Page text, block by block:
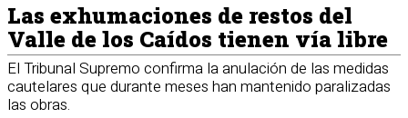
Las exhumaciones de restos del
Valle de los Caídos tienen vía libre
El Tribunal Supremo confirma la anulación de las medidas
cautelares que durante meses han mantenido paralizadas
las obras.